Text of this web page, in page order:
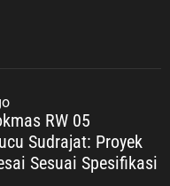
RW 05
Sudrajat: Proyek
Sesuai Spesifikasi